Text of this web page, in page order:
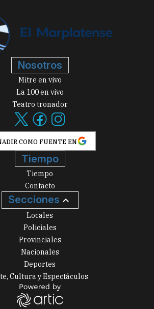
Nosotros
Mitre en vivo
La 100 en vivo
Teatro tronador
COMO FUENTE EN
Tiempo
Tiempo
Contacto
Secciones
Locales
Policiales
Provinciales
Nacionales
Deportes
Cultura y Espectáculos